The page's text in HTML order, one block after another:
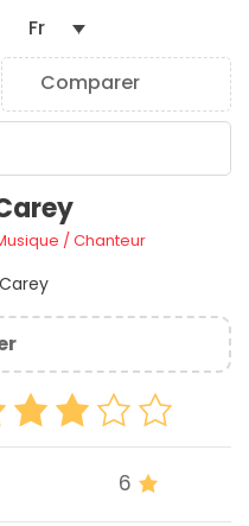
Comparer
Fr
/Chanteur
6